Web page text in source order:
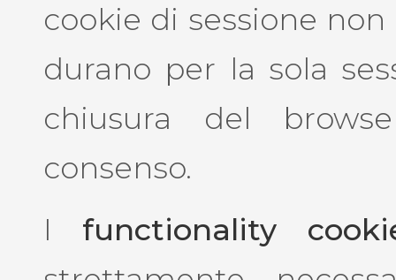
cookie di sessione
durano per la sola
chiusura del
consenso.
I functionality